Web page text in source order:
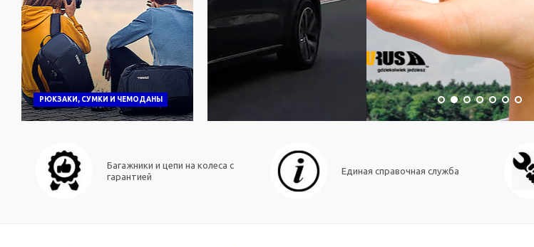
РЮКЗАКИ, СУМКИ И ЧЕМОДАНЫ
Багажники и цепи на колеса с
гарантией
Единая справочная служба